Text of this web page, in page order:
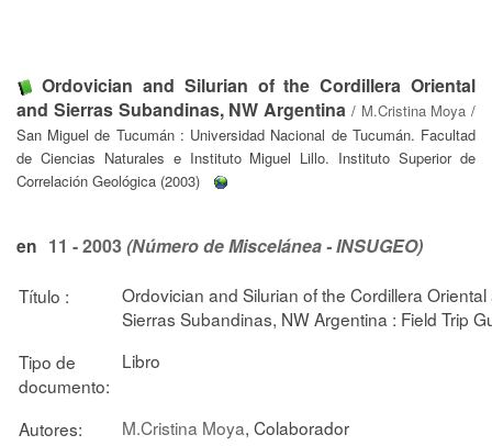
Ordovician and Silurian of the Cordillera Oriental
and Sierras Subandinas, NW Argentina / M.Cristina Moya /
San Miguel de Tucumán : Universidad Nacional de Tucumán. Facultad
de Ciencias Naturales e Instituto Miguel Lillo. Instituto Superior de
Correlación Geológica (2003)
en 11 - 2003(Número de Miscelánea - INSUGEO)
Título :
Ordovician and Silurian of the Cordillera Oriental
Sierras Subandinas, NW Argentina : Field Trip
Tipo de
documento:
Libro
Autores: M.Cristina Moya, Colaborador